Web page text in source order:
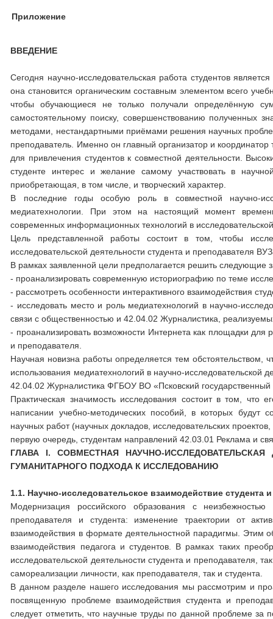
Приложение
ВВЕДЕНИЕ
Сегодня научно-исследовательская работа студентов
она становится органическим составным элементом всего
чтобы обучающиеся не только получали определённую
самостоятельному поиску, совершенствованию полученных
методами, нестандартными приёмами решения научных
преподаватель. Именно он главный организатор и
для привлечения студентов к совместной деятельности.
студенте интерес и желание самому участвовать в
приобретающая, в том числе, и творческий характер.
В последние годы особую роль в совместной научно-
медиатехнологии. При этом на настоящий момент
современных информационных технологий в
Цель представленной работы состоит в том, чтобы
исследовательской деятельности студента и преподавателя
В рамках заявленной цели предполагается решить следующие
- проанализировать современную историографию по теме
- рассмотреть особенности интерактивного взаимодействия
- исследовать место и роль медиатехнологий в научно-
связи с общественностью и 42.04.02 Журналистика,
- проанализировать возможности Интернета как площадки для
и преподавателя.
Научная новизна работы определяется тем
использования медиатехнологий в научно-исследовательской
42.04.02 Журналистика ФГБОУ ВО «Псковский государственный
Практическая значимость исследования состоит в том, что
написании учебно-методических пособий, в которых будут
научных работ (научных докладов, исследовательских
первую очередь, студентам направлений 42.03.01 Реклама и
ГЛАВА I. СОВМЕСТНАЯ НАУЧНО-
ГУМАНИТАРНОГО ПОДХОДА К ИССЛЕДОВАНИЮ
1.1. Научно-исследовательское взаимодействие
Модернизация российского образования с
преподавателя и студента: изменение траектории от
взаимодействия в формате деятельностной парадигмы. Этим
взаимодействия педагога и студентов. В рамках таких
исследовательской деятельности студента и преподавателя,
самореализации личности, как преподавателя, так и студента.
В данном разделе нашего исследования мы рассмотрим и
посвященную проблеме взаимодействия студента и
следует отметить, что научные труды по данной проблеме за